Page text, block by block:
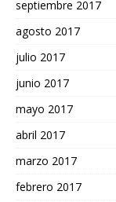
septiembre 2017
agosto 2017
julio 2017
junio 2017
mayo 2017
abril 2017
marzo 2017
febrero 2017